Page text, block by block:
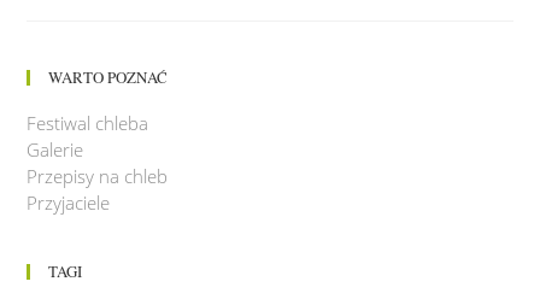
WARTO POZNAĆ
Festiwal chleba
Galerie
Przepisy na chleb
Przyjaciele
TAGI